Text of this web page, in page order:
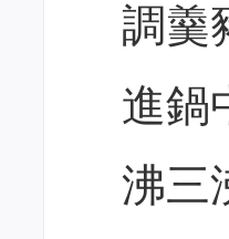
調羹
進鍋
沸三